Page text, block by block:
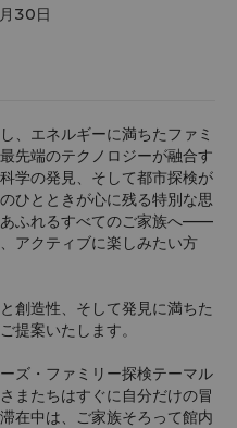
30日
、エネルギーに満ちたファミ
先端のテクノロジーが融合す
学の発見、そして都市探検が
ひとときが心に残る特別な思
ふれるすべてのご家族へ――
アクティブに楽しみたい方
創造性、そして発見に満ちた
提案いたします。
ズ・ファミリー探検テーマル
またちはすぐに自分だけの冒
在中は、ご家族そろって館内